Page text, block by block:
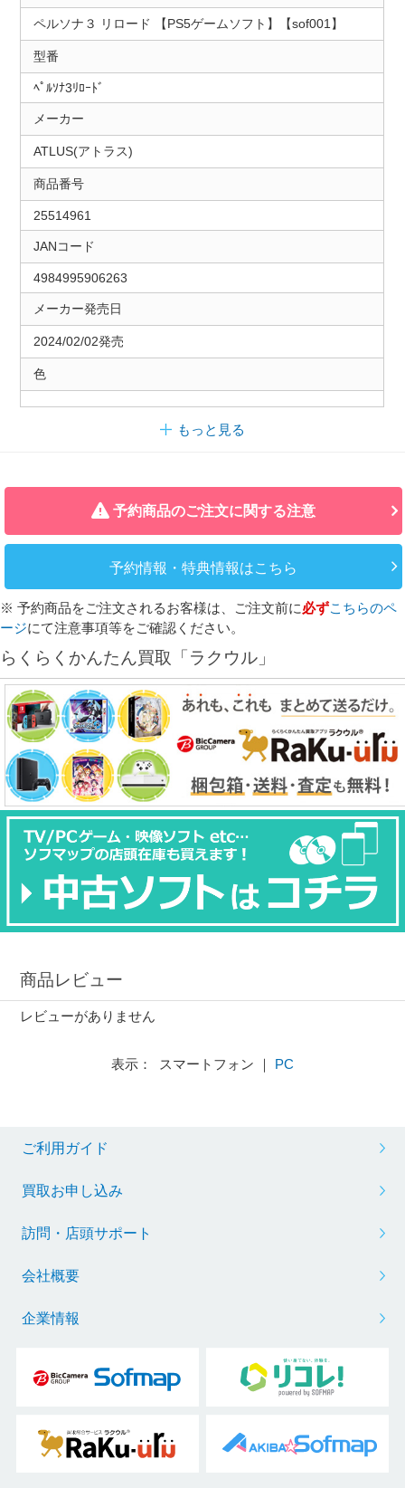
ペルソナ３ リロード 【PS5ゲームソフト】【sof001】
型番
ﾍﾟﾙｿﾅ3ﾘﾛｰﾄﾞ
メーカー
ATLUS(アトラス)
商品番号
25514961
JANコード
4984995906263
メーカー発売日
2024/02/02発売
色
もっと見る
予約商品のご注文に関する注意
予約情報・特典情報はこちら
※ 予約商品をご注文されるお客様は、ご注文前に必ずこちらのペ
ージにて注意事項等をご確認ください。
らくらくかんたん買取「ラクウル」
商品レビュー
レビューがありません
表示： スマートフォン ｜ PC
ご利用ガイド
買取お申し込み
訪問・店頭サポート
会社概要
企業情報